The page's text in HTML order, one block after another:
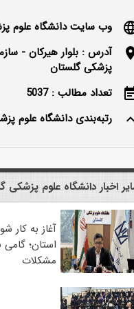
وب سایت دانشگاه علوم
آدرس : بلوار هیرکان -
پزشکی گلستان
تعداد مطالب : 5037
keyboard_arrow_up
رتبه‌بندی دانشگاه علوم
اخبار دانشگاه علوم پزشکی
آغاز به کار
استان؛
مشکلات